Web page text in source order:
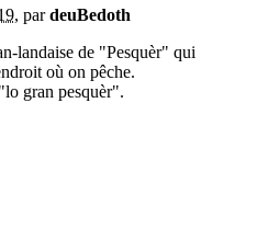
, pardeuBedoth
landaise de "Pesquèr" qui
où on pêche.
gran pesquèr".